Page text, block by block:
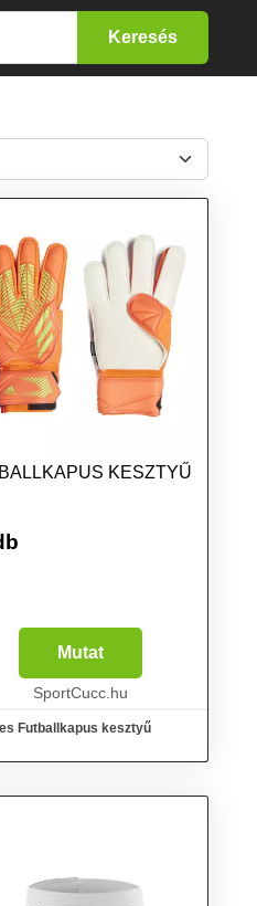
KESZTYŰ
Mutat
SportCucc.hu
Futballkapus kesztyű